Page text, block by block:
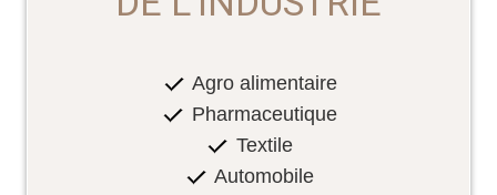
Agro alimentaire
Pharmaceutique
Textile
Automobile